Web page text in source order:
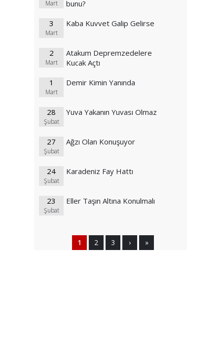
Mart
bunu?
3
Mart
Kaba Kuvvet Galip Gelirse
2
Mart
Atakum Depremzedelere
Kucak Açtı
1
Mart
Demir Kimin Yanında
28
Şubat
Yuva Yakanın Yuvası Olmaz
27
Şubat
Ağzı Olan Konuşuyor
24
Şubat
Karadeniz Fay Hattı
23
Şubat
Eller Taşın Altına Konulmalı
1 2 3 › »